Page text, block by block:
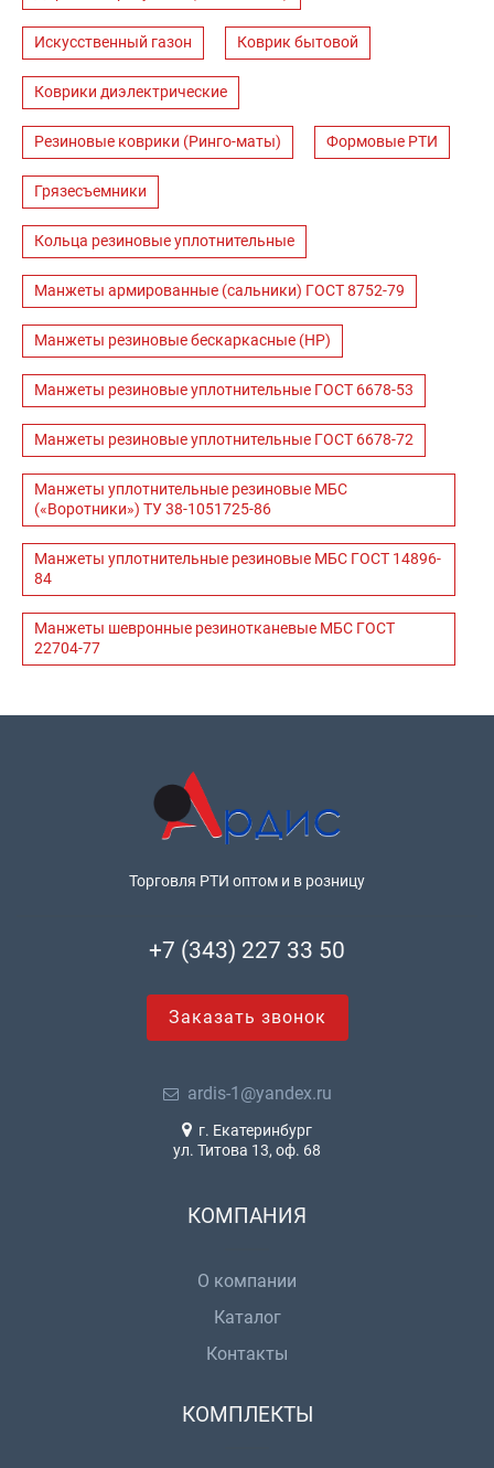
Искусственный газон Коврик бытовой
Коврики диэлектрические
Резиновые коврики (Ринго-маты) Формовые РТИ
Грязесъемники
Кольца резиновые уплотнительные
Манжеты армированные (сальники) ГОСТ 8752-79
Манжеты резиновые бескаркасные (НР)
Манжеты резиновые уплотнительные ГОСТ 6678-53
Манжеты резиновые уплотнительные ГОСТ 6678-72
Манжеты уплотнительные резиновые МБС
(«Воротники») ТУ 38-1051725-86
Манжеты уплотнительные резиновые МБС ГОСТ 14896-
84
Манжеты шевронные резинотканевые МБС ГОСТ
22704-77
Торговля РТИ оптом и в розницу
+7 (343) 227 33 50
Заказать звонок
ardis-1@yandex.ru
г. Екатеринбург
ул. Титова 13, оф. 68
КОМПАНИЯ
О компании
Каталог
Контакты
КОМПЛЕКТЫ